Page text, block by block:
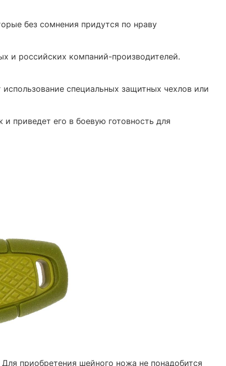
без сомнения придутся по нраву
и российских компаний-производителей.
специальных защитных чехлов или
приведет его в боевую готовность для
приобретения шейного ножа не понадобится